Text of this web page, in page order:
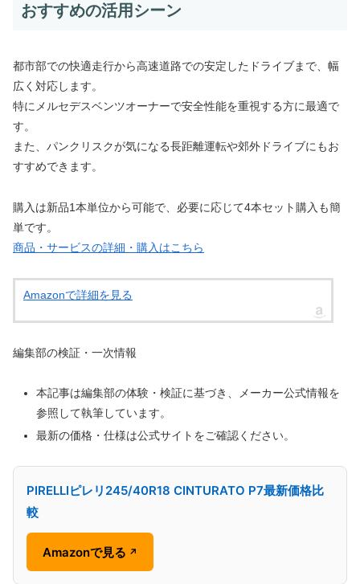
おすすめの活用シーン
都市部での快適走行から高速道路での安定したドライブまで、幅
広く対応します。
特にメルセデスベンツオーナーで安全性能を重視する方に最適で
す。
また、パンクリスクが気になる長距離運転や郊外ドライブにもお
すすめできます。
購入は新品1本単位から可能で、必要に応じて4本セット購入も簡
単です。
商品・サービスの詳細・購入はこちら
Amazonで詳細を見る
編集部の検証・一次情報
本記事は編集部の体験・検証に基づき、メーカー公式情報を
参照して執筆しています。
最新の価格・仕様は公式サイトをご確認ください。
PIRELLIピレリ245/40R18 CINTURATO P7最新価格比
較
Amazonで見る ↗